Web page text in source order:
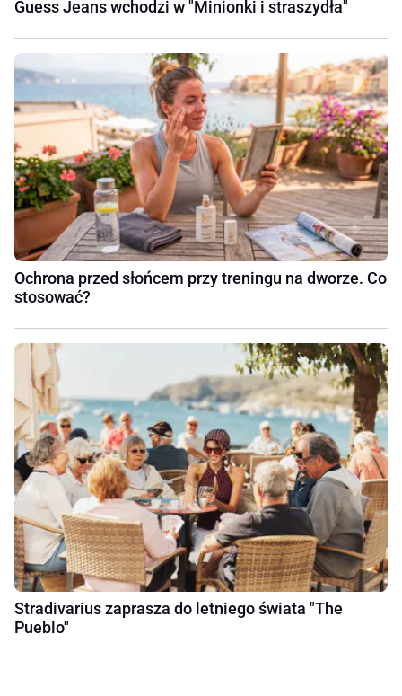
Guess Jeans wchodzi w "Minionki i straszydła"
Ochrona przed słońcem przy treningu na dworze. Co
stosować?
Stradivarius zaprasza do letniego świata "The
Pueblo"